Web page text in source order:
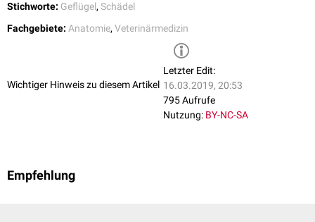
Stichworte: Geflügel, Schädel
Fachgebiete: Anatomie, Veterinärmedizin
Wichtiger Hinweis zu diesem Artikel
Letzter Edit:
16.03.2019, 20:53
795 Aufrufe
Nutzung: BY-NC-SA
Empfehlung